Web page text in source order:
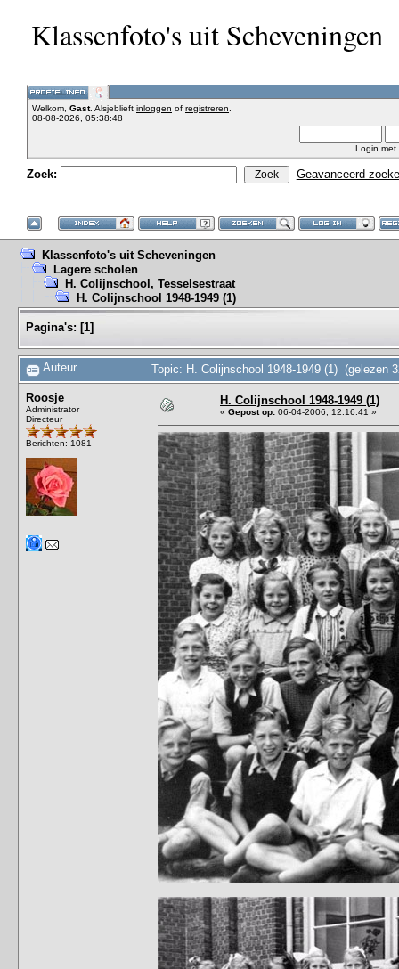
Klassenfoto's uit Scheveningen
Welkom, Gast. Alsjeblieft inloggen of registreren
08-08-2026, 05:38:48
Login met
Zoek: Geavanceerd
Klassenfoto's uit Scheveningen
Lagere scholen
H. Colijnschool, Tesselsestraat
H. Colijnschool 1948-1949 (1)
Pagina's: [1]
Auteur Topic: H. Colijnschool 1948-1949 (1) (gelezen
Roosje
Administrator
Directeur
Berichten: 1081
H. Colijnschool 1948-1949 (1)
« Gepost op: 06-04-2006, 12:16:41 »